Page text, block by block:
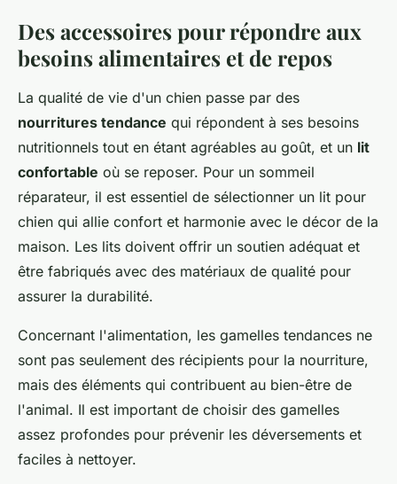
Des accessoires pour répondre aux
besoins alimentaires et de repos
La qualité de vie d'un chien passe par des
nourritures tendance qui répondent à ses besoins
nutritionnels tout en étant agréables au goût, et un lit
confortable où se reposer. Pour un sommeil
réparateur, il est essentiel de sélectionner un lit pour
chien qui allie confort et harmonie avec le décor de la
maison. Les lits doivent offrir un soutien adéquat et
être fabriqués avec des matériaux de qualité pour
assurer la durabilité.
Concernant l'alimentation, les gamelles tendances ne
sont pas seulement des récipients pour la nourriture,
mais des éléments qui contribuent au bien-être de
l'animal. Il est important de choisir des gamelles
assez profondes pour prévenir les déversements et
faciles à nettoyer.